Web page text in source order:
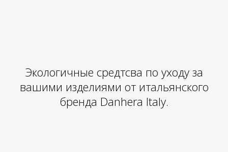
Экологичные средтсва по уходу за
вашими изделиями от итальянского
бренда Danhera Italy.